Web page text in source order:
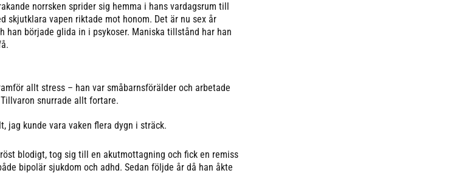
norrsken sprider sig hemma i hans vardagsrum till
skjutklara vapen riktade mot honom. Det är nu sex år
han började glida in i psykoser. Maniska tillstånd har han
allt stress – han var småbarnsförälder och arbetade
snurrade allt fortare.
jag kunde vara vaken flera dygn i sträck.
blodigt, tog sig till en akutmottagning och fick en remiss
bipolär sjukdom och adhd. Sedan följde år då han åkte